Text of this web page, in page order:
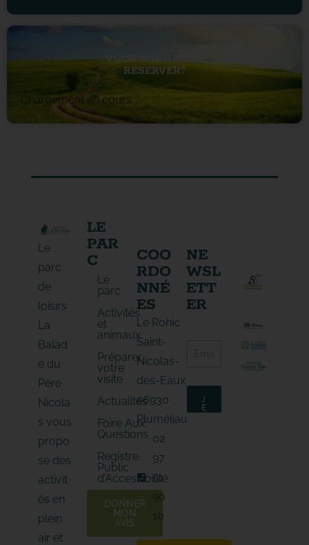
VOUS SOUHAITEZ
RÉSERVER?
Chargement en cours...
Le
parc
de
loisirs
La
Balad
e du
Père
Nicola
s vous
propo
se des
activit
és en
plein
air et
LE
PAR
C
Le
parc
Activités
et
animaux
Préparer
votre
visite
Actualités
Foire Aux
Questions
Registre
Public
d’Accessibilité
DONNER
MON
AVIS
COO
RDO
NNÉ
ES
Le Rohic
Saint-
Nicolas-
des-Eaux
56930
Pluméliau
02
97
51
90
10
NE
WSL
ETT
ER
**
J
E
M